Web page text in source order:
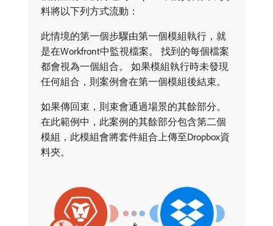
料將以下列方式流動：
此情境的第一個步驟由第一個模組執行，就
是在Workfront中監視檔案。 找到的每個檔案
都會視為一個組合。 如果模組執行時未發現
任何組合，則案例會在第一個模組後結束。
如果傳回束，則束會通過場景的其餘部分。
在此範例中，此案例的其餘部分包含第二個
模組，此模組會將套件組合上傳至Dropbox資
料夾。